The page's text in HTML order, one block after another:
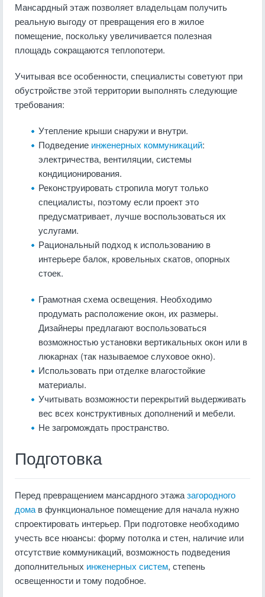
Мансардный этаж позволяет владельцам получить
реальную выгоду от превращения его в жилое
помещение, поскольку увеличивается полезная
площадь сокращаются теплопотери.
Учитывая все особенности, специалисты советуют при
обустройстве этой территории выполнять следующие
требования:
Утепление крыши снаружи и внутри.
Подведение инженерных коммуникаций:
электричества, вентиляции, системы
кондиционирования.
Реконструировать стропила могут только
специалисты, поэтому если проект это
предусматривает, лучше воспользоваться их
услугами.
Рациональный подход к использованию в
интерьере балок, кровельных скатов, опорных
стоек.
Грамотная схема освещения. Необходимо
продумать расположение окон, их размеры.
Дизайнеры предлагают воспользоваться
возможностью установки вертикальных окон или в
люкарнах (так называемое слуховое окно).
Использовать при отделке влагостойкие
материалы.
Учитывать возможности перекрытий выдерживать
вес всех конструктивных дополнений и мебели.
Не загромождать пространство.
Подготовка
Перед превращением мансардного этажазагородного
дома в функциональное помещение для начала нужно
спроектировать интерьер. При подготовке необходимо
учесть все нюансы: форму потолка и стен, наличие или
отсутствие коммуникаций, возможность подведения
дополнительных инженерных систем, степень
освещенности и тому подобное.